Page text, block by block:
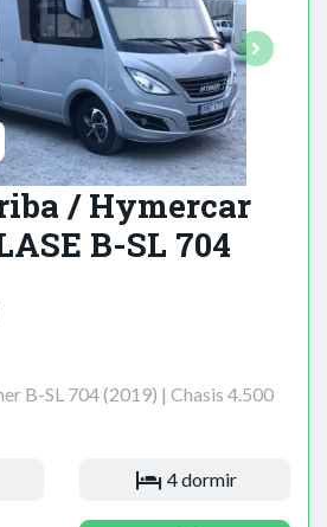
/ Hymercar
B-SL 704
B-SL 704 (2019) | Chasis 4.500
4 dormir